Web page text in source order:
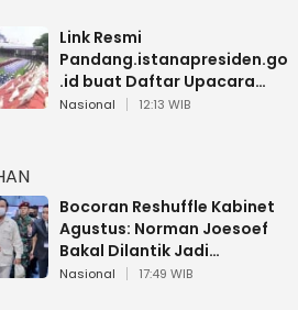
Link Resmi
Pandang.istanapresiden.go
.id buat Daftar Upacara
Bendera HUT RI di Istana
Nasional 12:13 WIB
Bocoran Reshuffle Kabinet
Agustus: Norman Joesoef
Bakal Dilantik Jadi
Wamenhan RI
Nasional 17:49 WIB